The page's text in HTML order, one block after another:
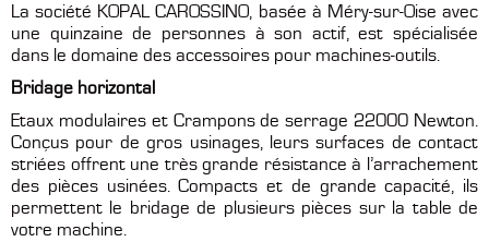
La société KOPAL CAROSSINO, basée à Méry-sur-Oise avec
une quinzaine de personnes à son actif, est spécialisée
dans le domaine des accessoires pour machines-outils.
Bridage horizontal
Etaux modulaires et Crampons de serrage 22000 Newton.
Conçus pour de gros usinages, leurs surfaces de contact
striées offrent une très grande résistance à l’arrachement
des pièces usinées. Compacts et de grande capacité, ils
permettent le bridage de plusieurs pièces sur la table de
votre machine.